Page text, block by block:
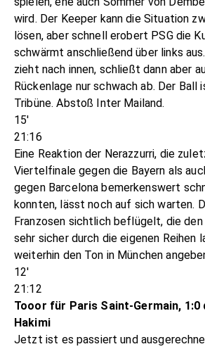
wird. Der Keeper kann die Situation
lösen, aber schnell erobert PSG die
schwärmt anschließend über links
zieht nach innen, schließt dann aber
Rückenlage nur schwach ab. Der Ball
Tribüne. Abstoß Inter Mailand.
15'
21:16
Eine Reaktion der Nerazzurri, die
Viertelfinale gegen die Bayern als
gegen Barcelona bemerkenswert
konnten, lässt noch auf sich warten.
Franzosen sichtlich beflügelt, die
sehr sicher durch die eigenen Reihen
weiterhin den Ton in München
12'
21:12
Tooor für Paris Saint-Germain,
Hakimi
Jetzt ist es passiert und